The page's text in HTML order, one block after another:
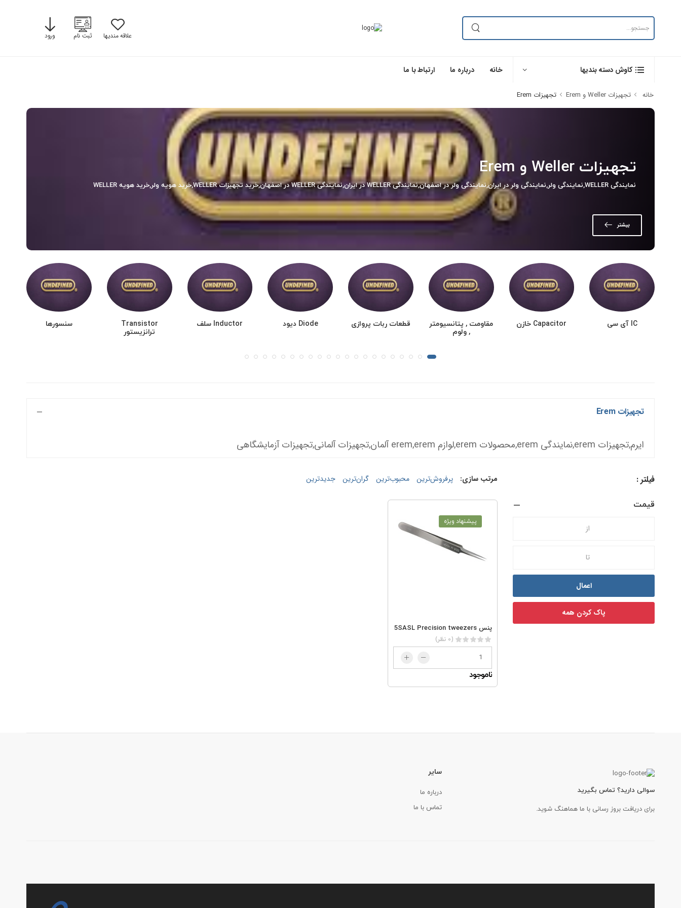
علاقه مندیها ثبت نام ورود
کاوش دسته بندیها خانه درباره ما ارتباط با ما
خانه تجهیزات Weller و Erem تجهیزات Erem
تجهیزات Weller و Erem
نمایندگی WELLER,نمایندگی ولر,نمایندگی ولر در ایران,نمایندگی ولر در اصفهان,نمایندگی WELLER در ایران,نمایندگی WELLER در اصفهان,خرید تجهیزات WELLER,خرید هویه ولر,خرید هویه WELLER
بیشتر
IC آی سی Capacitor خازن
مقاومت , پتانسیومتر
, ولوم
قطعات ربات پروازی Diode دیود Inductor سلف
Transistor
ترانزیستور
سنسورها
تجهیزات Erem
ایرم,تجهیزات erem,نمایندگی erem,محصولات erem,لوازم erem,erem آلمان,تجهیزات آلمانی,تجهیزات آزمایشگاهی
فیلتر :
قیمت
اعمال
پاک کردن همه
مرتب سازی: پرفروش‌ترین محبوب‌ترین گران‌ترین جدید‌‌ترین
پیشنهاد ویژه
پنس 5SASL Precision tweezers
(0 نظر)
ناموجود
سوالی دارید؟ تماس بگیرید
برای دریافت بروز رسانی با ما هماهنگ شوید.
سایر
درباره ما
تماس با ما